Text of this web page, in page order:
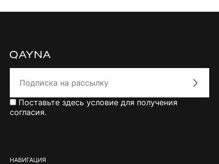
Поставьте здесь условие для получения
согласия.
НАВИГАЦИЯ